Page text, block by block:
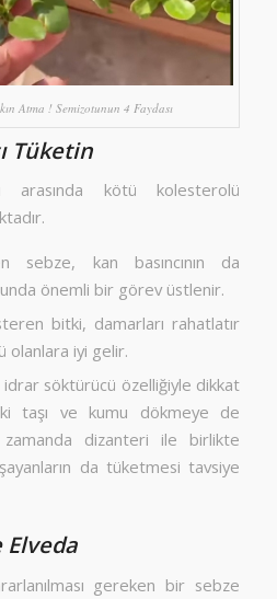
Atma ! Semizotunun 4 Faydası
Tüketin
arasında kötü kolesterolü
sebze, kan basıncının da
önemli bir görev üstlenir.
bitki, damarları rahatlatır
olanlara iyi gelir.
söktürücü özelliğiyle dikkat
taşı ve kumu dökmeye de
zamanda dizanteri ile birlikte
da tüketmesi tavsiye
gereken bir sebze